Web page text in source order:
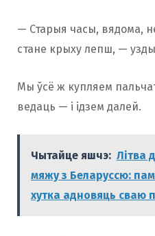
— Старыя часы, вядома,
стане крыху лепш, —
Мы ўсё ж купляем
ведаць — і ідзем далей.
Чытайце яшчэ: Літва
мяжу з Беларуссю:
хутка адновяць сваю